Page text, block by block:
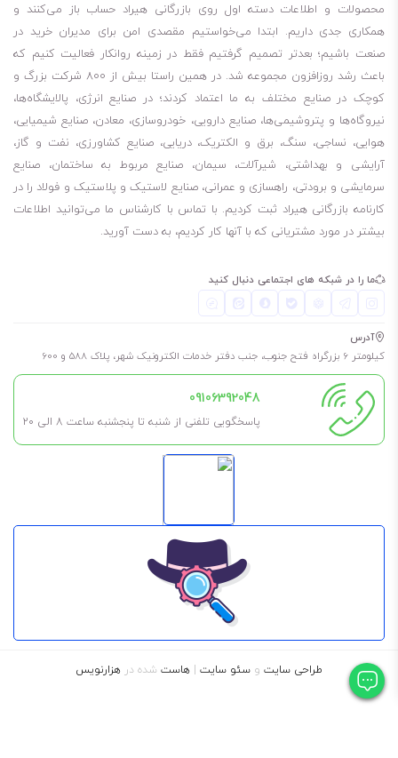
به حداقل رساندن حرارت
تمیز نگه داشتن موتور
حفظ کارایی و طول عمر موتور
کاهش تعمیرات پرهزینه
حفظ ویسکوزیته
25% محافظت بیشتر در برابر رسوبات
برای کسانی که می‌پرسند روغن والوالین Valvoline ADVANCED 5W-20 چند
لیتر است، باید بگویم مظروف 4.7 لیتری این روغن موجود است. لطفا توجه
4.7 لیتری
برای طولانی شدن عمر روغن و گریس، حتما در فضای خشک، بدون رطوبت و
مسقف نگهداری شود. به این معنی که در کارگاه در معرض باد و باران نباشد
تا طول عمر آن کم نشود.
همچنین اگر نیاز به آن ندارید، تا جای ممکن درب آن را باز نکنید مگر اینکه
محصولات و اطلاعات دسته اول روی بازرگانی هیراد حساب باز می‌کنند و
همکاری جدی داریم. ابتدا می‌خواستیم مقصدی امن برای مدیران خرید در
صنعت باشیم؛ بعدتر تصمیم گرفتیم فقط در زمینه روانکار فعالیت کنیم که
باعث رشد روزافزون مجموعه شد. در همین راستا بیش از 800 شرکت بزرگ و
کوچک در صنایع مختلف به ما اعتماد کردند؛ در صنایع انرژی، پالایشگاه‌ها،
نیروگاه‌ها و پتروشیمی‌ها، صنایع دارویی، خودروسازی، معادن، صنایع شیمیایی،
هوایی، نساجی، سنگ، برق و الکتریک، دریایی، صنایع کشاورزی، نفت و گاز،
آرایشی و بهداشتی، شیرآلات، سیمان، صنایع مربوط به ساختمان، صنایع
سرمایشی و برودتی، راهسازی و عمرانی، صنایع لاستیک و پلاستیک و فولاد را در
کارنامه بازرگانی هیراد ثبت کردیم. با تماس با کارشناس ما می‌توانید اطلاعات
بیشتر در مورد مشتریانی که با آنها کار کردیم، به دست آورید.
ما را در شبکه های اجتماعی دنبال کنید
آدرس
کیلومتر 6 بزرگراه فتح جنوب، جنب دفتر خدمات الکترونیک شهر، پلاک 588 و 600
09106392048
پاسخگویی تلفنی از شنبه تا پنجشنبه ساعت 8 الی ۲۰
طراحی سایت و سئو سایت | هاست شده در هزارنویس